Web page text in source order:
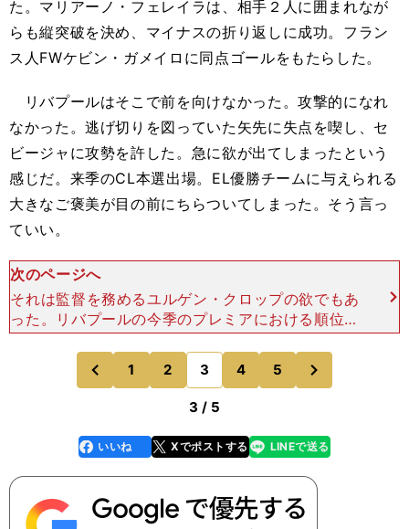
た。マリアーノ・フェレイラは、相手２人に囲まれなが
らも縦突破を決め、マイナスの折り返しに成功。フラン
ス人FWケビン・ガメイロに同点ゴールをもたらした。
リバプールはそこで前を向けなかった。攻撃的になれ
なかった。逃げ切りを図っていた矢先に失点を喫し、セ
ビージャに攻勢を許した。急に欲が出てしまったという
感じだ。来季のCL本選出場。EL優勝チームに与えられる
大きなご褒美が目の前にちらついてしまった。そう言っ
ていい。
次のページへ
それは監督を務めるユルゲン・クロップの欲でもあ
った。リバプールの今季のプレミアにおける順位は
８位。プレミア内の力関係では欧州戦線への出場は
閉ざされていた。狙うはこの勝利のみ。かつてドル
トムントで高評価
前
のページへ
1 2 3 4 5
のページへ
3 / 5
faceboo
k
いいね Xでポストする
line LINEで送る